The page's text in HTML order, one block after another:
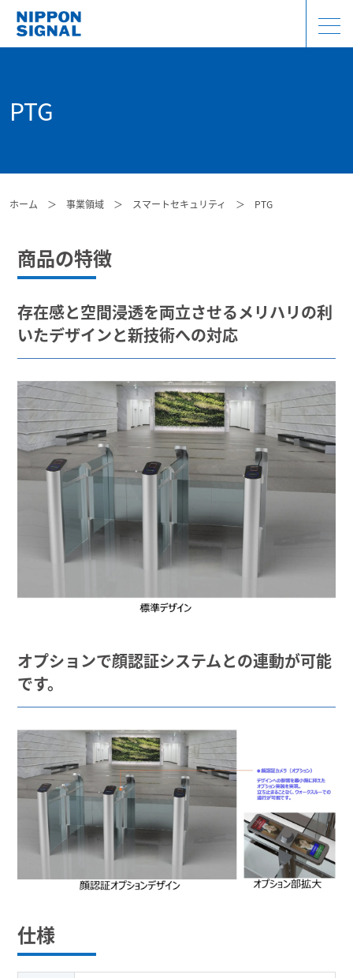
PTG
ホーム ＞ 事業領域 ＞ スマートセキュリティ ＞ PTG
商品の特徴
存在感と空間浸透を両立させるメリハリの利
いたデザインと新技術への対応
オプションで顔認証システムとの連動が可能
です。
仕様